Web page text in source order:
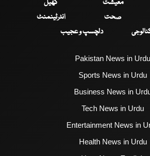
معیشت
کھیل
صحت
انٹرٹینمنٹ
دلچسپ و عجیب
Pakistan News in Urdu
Sports News in Urdu
Business News in
Tech News in Urdu
Entertainment News in
Health News in Urdu